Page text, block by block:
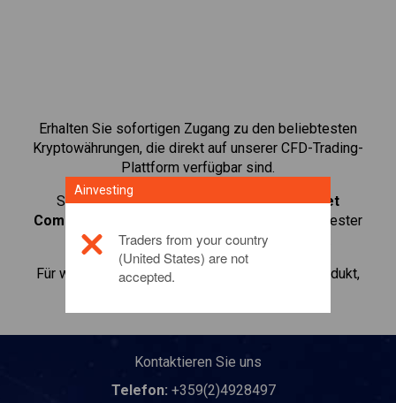
Erhalten Sie sofortigen Zugang zu den beliebtesten
Kryptowährungen, die direkt auf unserer CFD-Trading-
Plattform verfügbar sind.
Starten Sie den Handel mit CFDs aufInternet
Computer
mit minimaler Maintenance Margin, bester
Ausführung und bis zu 1:200 Hebelwirkung.
Für weitere Informationen zu diesem Anlageprodukt,
Kontaktieren Sie uns
Telefon: +359(2)4928497
Ainvesting
Traders from your country
(United States) are not
accepted.